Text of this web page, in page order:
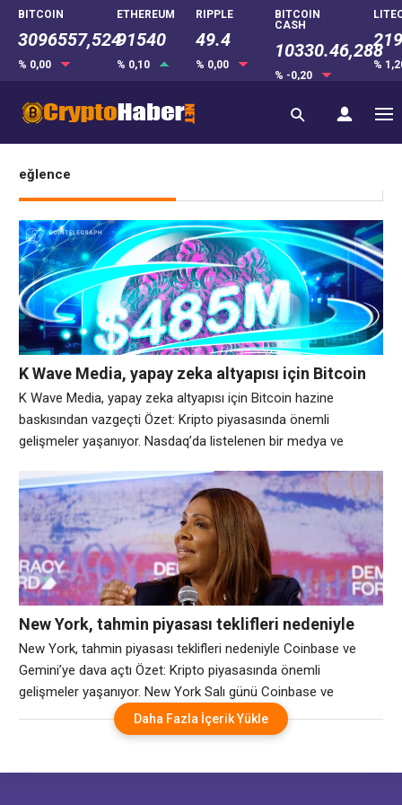
BITCOIN
3096557,524
% 0,00
ETHEREUM
91540
% 0,10
RIPPLE
49.4
% 0,00
BITCOIN
CASH
10330.46,288
% -0,20
%
eğlence
K Wave Media, yapay zeka altyapısı için Bitcoin
hazine baskısından vazgeçti
K Wave Media, yapay zeka altyapısı için Bitcoin hazine
baskısından vazgeçti Özet: Kripto piyasasında önemli
gelişmeler yaşanıyor. Nasdaq’da listelenen bir medya ve
Menkul Kıymetler ve Borsa Komisyonu’na (SEC) yapılan 6-K
başvurusuna göre, kalan finansman kapasitesini Bitcoin
hazine stratejisinden yapay zeka altyapısı oluşturmaya
yönlendirdiğini söyledi. Sermaye, şirketin
New York, tahmin piyasası teklifleri nedeniyle
Coinbase ve Gemini’ye dava açtı
New York, tahmin piyasası teklifleri nedeniyle Coinbase ve
Gemini’ye dava açtı Özet: Kripto piyasasında önemli
gelişmeler yaşanıyor. New York Salı günü Coinbase ve
Gemini’ye dava açarak spor, eğlence ve seçimlerle ilgili tahmin
piyasası sözleşmelerinin eyaletin kumar yasalarını ihlal ettiğini
Gemini’nin tahmin piyasası teklifleri aslında lisanssız
Daha Fazla İçerik Yükle